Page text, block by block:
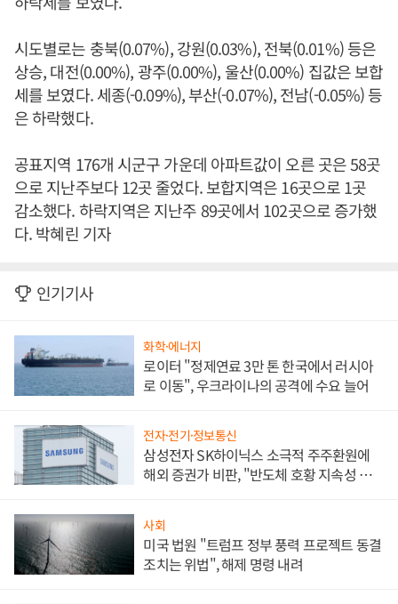
시도별로는 충북(0.07%), 강원(0.03%), 전북(0.01%) 등은
상승, 대전(0.00%), 광주(0.00%), 울산(0.00%) 집값은 보합
세를 보였다. 세종(-0.09%), 부산(-0.07%), 전남(-0.05%) 등
은 하락했다.
공표지역 176개 시군구 가운데 아파트값이 오른 곳은 58곳
으로 지난주보다 12곳 줄었다. 보합지역은 16곳으로 1곳
감소했다. 하락지역은 지난주 89곳에서 102곳으로 증가했
다. 박혜린 기자
인기기사
화학·에너지
로이터 "정제연료 3만 톤 한국에서 러시아
로 이동", 우크라이나의 공격에 수요 늘어
전자·전기·정보통신
삼성전자 SK하이닉스 소극적 주주환원에
해외 증권가 비판, "반도체 호황 지속성 의
사회
미국 법원 "트럼프 정부 풍력 프로젝트 동결
조치는 위법", 해제 명령 내려